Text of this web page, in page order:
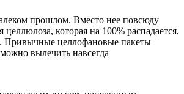
прошлом. Вместо нее повсюду
целлюлоза, которая на 100% распадается,
Привычные целлофановые пакеты
вылечить навсегда